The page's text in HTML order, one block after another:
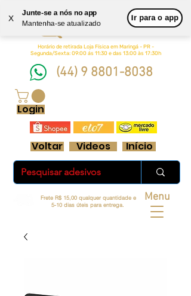
X
Junte-se a nós no app
Mantenha-se atualizado
Ir para o app
Horário de retirada Loja Física em Maringá - PR -
Segunda/Sexta: 09:00 ás 11:30 e das 13:00 às 17:30h
(44) 9 8801-8038
Início
Menu
Frete R$ 15,00 qualquer quantidade e
5-10 dias úteis para entrega.
Login
Voltar Videos
Queen
Adesivos Ltda.